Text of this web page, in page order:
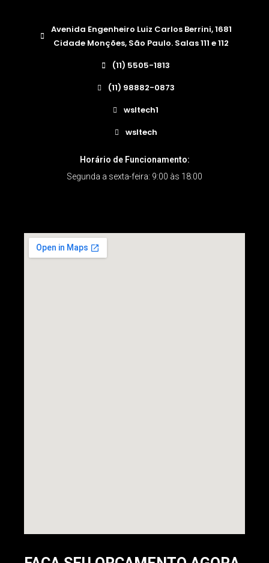
Avenida Engenheiro Luiz Carlos Berrini, 1681
Cidade Monções, São Paulo. Salas 111 e 112
(11) 5505-1813
(11) 98882-0873
wsltech1
wsltech
Horário de Funcionamento:
Segunda a sexta-feira: 9:00 às 18:00